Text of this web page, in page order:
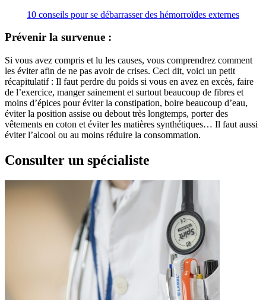
10 conseils pour se débarrasser des hémorroïdes externes
Prévenir la survenue :
Si vous avez compris et lu les causes, vous comprendrez comment
les éviter afin de ne pas avoir de crises. Ceci dit, voici un petit
récapitulatif : Il faut perdre du poids si vous en avez en excès, faire
de l’exercice, manger sainement et surtout beaucoup de fibres et
moins d’épices pour éviter la constipation, boire beaucoup d’eau,
éviter la position assise ou debout très longtemps, porter des
vêtements en coton et éviter les matières synthétiques… Il faut aussi
éviter l’alcool ou au moins réduire la consommation.
Consulter un spécialiste